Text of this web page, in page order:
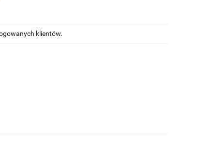
klientów.